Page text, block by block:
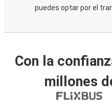
puedes optar por el
Con la
millones